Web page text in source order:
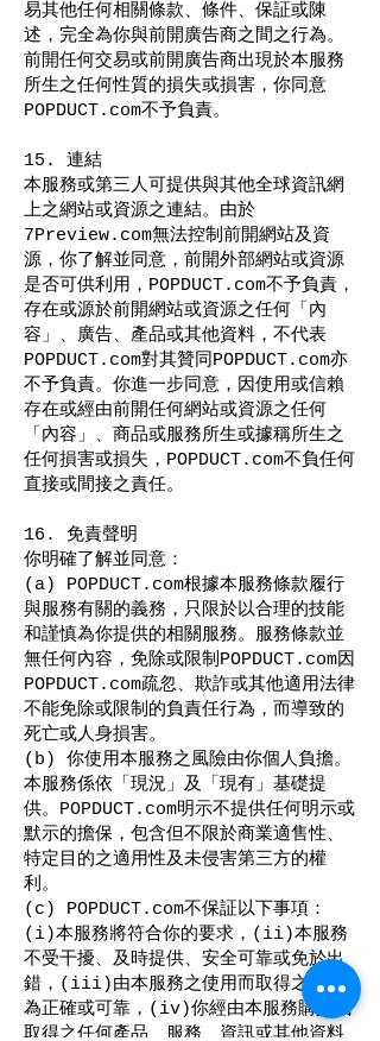
易其他任何相關條款、條件、保証或陳
述，完全為你與前開廣告商之間之行為。
前開任何交易或前開廣告商出現於本服務
所生之任何性質的損失或損害，你同意
POPDUCT.com不予負責。
15. 連結
本服務或第三人可提供與其他全球資訊網
上之網站或資源之連結。由於
7Preview.com無法控制前開網站及資
源，你了解並同意，前開外部網站或資源
是否可供利用，POPDUCT.com不予負責，
存在或源於前開網站或資源之任何「內
容」、廣告、產品或其他資料，不代表
POPDUCT.com對其贊同POPDUCT.com亦
不予負責。你進一步同意，因使用或信賴
存在或經由前開任何網站或資源之任何
「內容」、商品或服務所生或據稱所生之
任何損害或損失，POPDUCT.com不負任何
直接或間接之責任。
16. 免責聲明
你明確了解並同意：
(a) POPDUCT.com根據本服務條款履行
與服務有關的義務，只限於以合理的技能
和謹慎為你提供的相關服務。服務條款並
無任何內容，免除或限制POPDUCT.com因
POPDUCT.com疏忽、欺詐或其他適用法律
不能免除或限制的負責任行為，而導致的
死亡或人身損害。
(b) 你使用本服務之風險由你個人負擔。
本服務係依「現況」及「現有」基礎提
供。POPDUCT.com明示不提供任何明示或
默示的擔保，包含但不限於商業適售性、
特定目的之適用性及未侵害第三方的權
利。
(c) POPDUCT.com不保証以下事項：
(i)本服務將符合你的要求，(ii)本服務
不受干擾、及時提供、安全可靠或免於出
錯，(iii)由本服務之使用而取得之結果
為正確或可靠，(iv)你經由本服務購買或
取得之任何產品、服務、資訊或其他資料